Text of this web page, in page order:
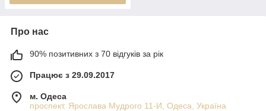
Про нас
90% позитивних з 70 відгуків за рік
Працює з 29.09.2017
м. Одеса
проспект. Ярослава Мудрого 11-И, Одеса, Україна